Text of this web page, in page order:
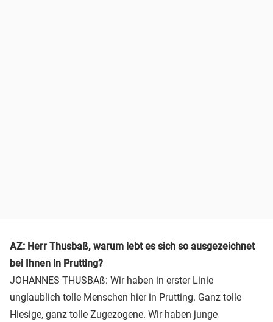
AZ: Herr Thusbaß, warum lebt es sich so ausgezeichnet
bei Ihnen in Prutting?
JOHANNES THUSBAß: Wir haben in erster Linie
unglaublich tolle Menschen hier in Prutting. Ganz tolle
Hiesige, ganz tolle Zugezogene. Wir haben junge